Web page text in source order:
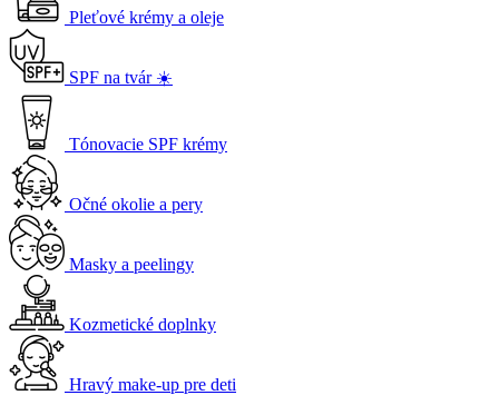
Pleťové krémy a oleje
SPF na tvár ☀️
Tónovacie SPF krémy
Očné okolie a pery
Masky a peelingy
Kozmetické doplnky
Hravý make-up pre deti